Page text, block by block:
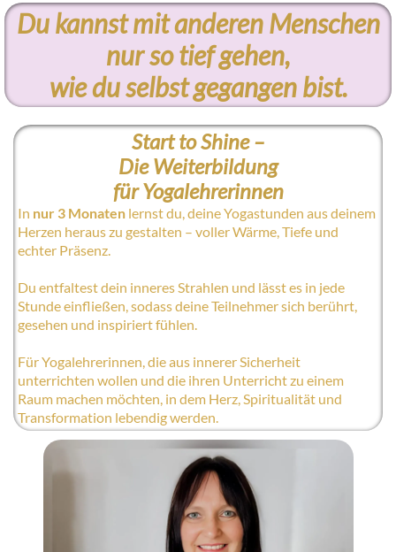
Du kannst mit anderen Menschen
nur so tief gehen,
wie du selbst gegangen bist.
Start to Shine –
Die Weiterbildung
für Yogalehrerinnen
In nur 3 Monaten lernst du, deine Yogastunden aus deinem
Herzen heraus zu gestalten – voller Wärme, Tiefe und
echter Präsenz.
Du entfaltest dein inneres Strahlen und lässt es in jede
Stunde einfließen, sodass deine Teilnehmer sich berührt,
gesehen und inspiriert fühlen.
Für Yogalehrerinnen, die aus innerer Sicherheit
unterrichten wollen und die ihren Unterricht zu einem
Raum machen möchten, in dem Herz, Spiritualität und
Transformation lebendig werden.